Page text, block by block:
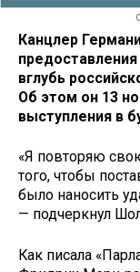
Канцлер
вглубь
Об этом он 13
выступления в
«Я повторяю
того, чтобы
было наносить
— подчеркнул
Как писала